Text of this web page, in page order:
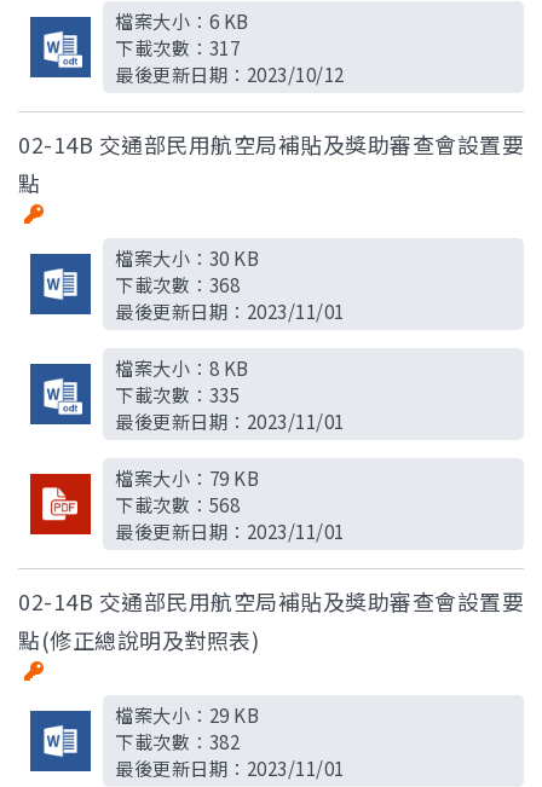
檔案大小： 6 KB
下載次數： 317
最後更新日期： 2023/10/12
02-14B 交通部民用航空局補貼及獎助審查會設置要
點
檔案大小： 30 KB
下載次數： 368
最後更新日期： 2023/11/01
檔案大小： 8 KB
下載次數： 335
最後更新日期： 2023/11/01
檔案大小： 79 KB
下載次數： 568
最後更新日期： 2023/11/01
02-14B 交通部民用航空局補貼及獎助審查會設置要
點(修正總說明及對照表)
檔案大小： 29 KB
下載次數： 382
最後更新日期： 2023/11/01